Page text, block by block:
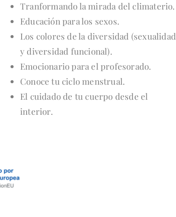
Tranformando la mirada del climaterio.
Educación para los sexos.
Los colores de la diversidad (sexualidad
y diversidad funcional).
Emocionario para el profesorado.
Conoce tu ciclo menstrual.
El cuidado de tu cuerpo desde el
interior.